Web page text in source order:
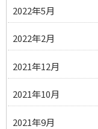
2022年5月
2022年2月
2021年12月
2021年10月
2021年9月